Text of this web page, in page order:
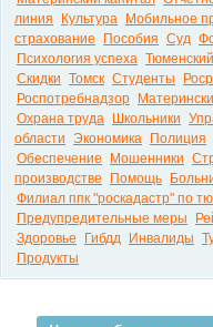
линия
Культура Мобильное
страхование
Пособия Суд
Психология успеха
Скидки Томск Студенты
Роспотребнадзор
Охрана труда
Школьники
области Экономика Полиция
Обеспечение
Мошенники
производстве
Помощь
Филиал ппк "роскадастр" по
Предупредительные меры
Здоровье
Гибдд Инвалиды
Продукты